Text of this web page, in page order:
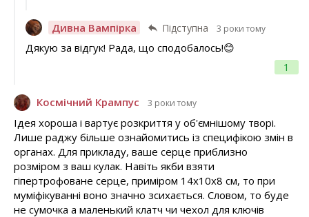
Дивна Вампірка Підступна 3 роки тому
1
Дякую за відгук! Рада, що сподобалось!😊
Космічний Крампус 3 роки тому
Ідея хороша і вартує розкриття у об'ємнішому творі.
Лише раджу більше ознайомитись із специфікою змін в
органах. Для прикладу, ваше серце приблизно
розміром з ваш кулак. Навіть якби взяти
гіпертрофоване серце, приміром 14х10х8 см, то при
муміфікуванні воно значно зсихається. Словом, то буде
не сумочка а маленький клатч чи чехол для ключів